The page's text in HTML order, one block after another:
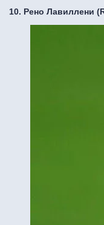
10. Рено Лавиллени